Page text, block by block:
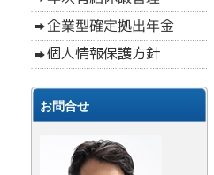
お問合せ